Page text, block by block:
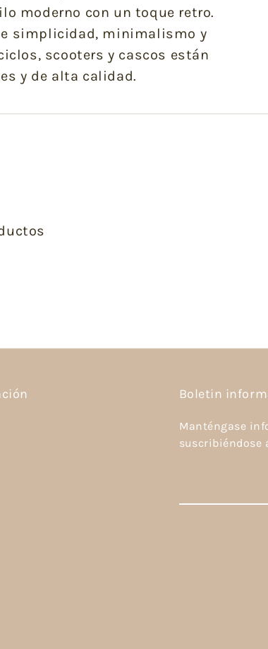
moderno con un toque retro.
simplicidad, minimalismo y
scooters y cascos están
y de alta calidad.
Boletin
Manténgase
suscribiéndose